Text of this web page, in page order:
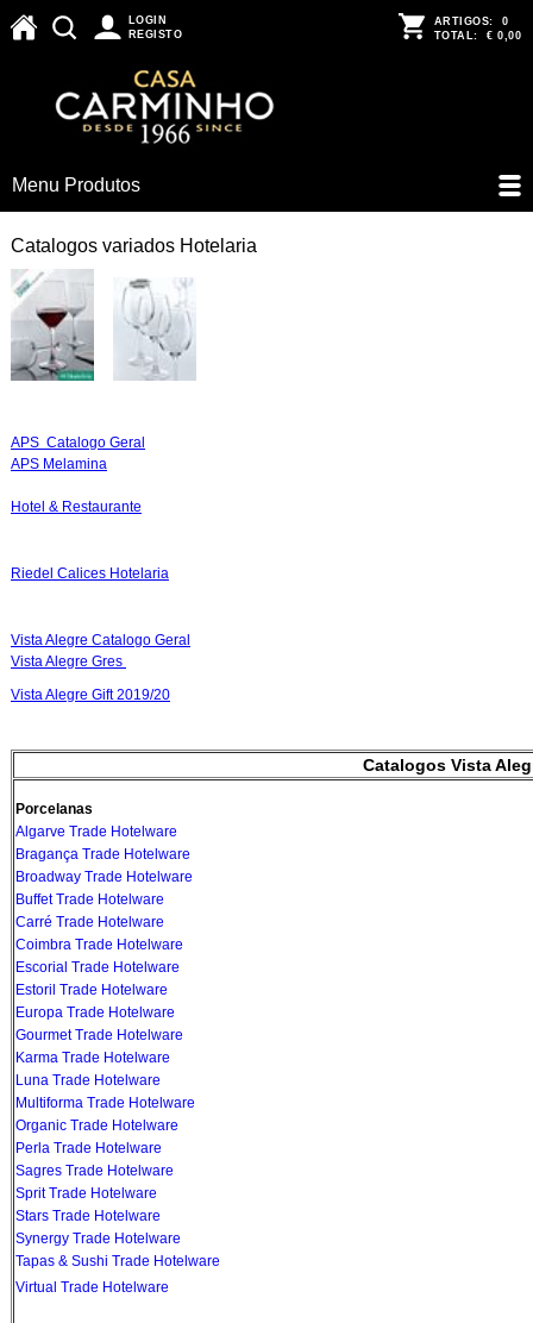
LOGIN
REGISTO
ARTIGOS: 0
TOTAL: € 0,00
Menu Produtos
Catalogos variados Hotelaria
APS Catalogo Geral
APS Melamina
Hotel & Restaurante
Riedel Calices Hotelaria
Vista Alegre Catalogo Geral
Vista Alegre Gres
Vista Alegre Gift 2019/20
Catalogos Vista
Porcelanas
Algarve Trade Hotelware
Bragança Trade Hotelware
Broadway Trade Hotelware
Buffet Trade Hotelware
Carré Trade Hotelware
Coimbra Trade Hotelware
Escorial Trade Hotelware
Estoril Trade Hotelware
Europa Trade Hotelware
Gourmet Trade Hotelware
Karma Trade Hotelware
Luna Trade Hotelware
Multiforma Trade Hotelware
Organic Trade Hotelware
Perla Trade Hotelware
Sagres Trade Hotelware
Sprit Trade Hotelware
Stars Trade Hotelware
Synergy Trade Hotelware
Tapas & Sushi Trade Hotelware
Virtual Trade Hotelware